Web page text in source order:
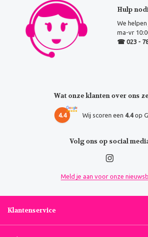
Hulp
We
ma-vr
☎ 023 -
Wat onze klanten over ons
4.4 Wij scoren een 4.4op
Volg ons op social
Meld je aan voor onze
Klantenservice